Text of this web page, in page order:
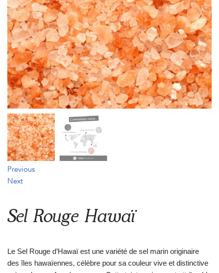
Previous
Next
Sel Rouge Hawaï
Le Sel Rouge d’Hawaï est une variété de sel marin originaire
des îles hawaïennes, célèbre pour sa couleur vive et distinctive